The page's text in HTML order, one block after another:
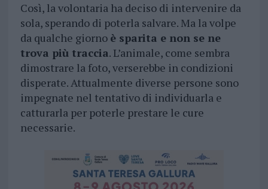
Così, la volontaria ha deciso di intervenire da
sola, sperando di poterla salvare. Ma la volpe
da qualche giorno è sparita e non se ne
trova più traccia. L’animale, come sembra
dimostrare la foto, verserebbe in condizioni
disperate. Attualmente diverse persone sono
impegnate nel tentativo di individuarla e
catturarla per poterle prestare le cure
necessarie.